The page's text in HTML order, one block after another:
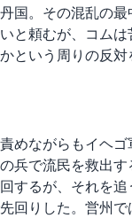
国。その混乱の最
と頼むが、コム
という周りの反対
めながらもイヘ
兵で流民を救出
するが、それを
回りした。営州で